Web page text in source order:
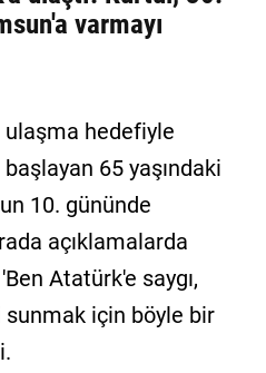
varmayı
ulaşma hedefiyle
65 yaşındaki
10. gününde
açıklamalarda
Atatürk'e saygı,
için böyle bir